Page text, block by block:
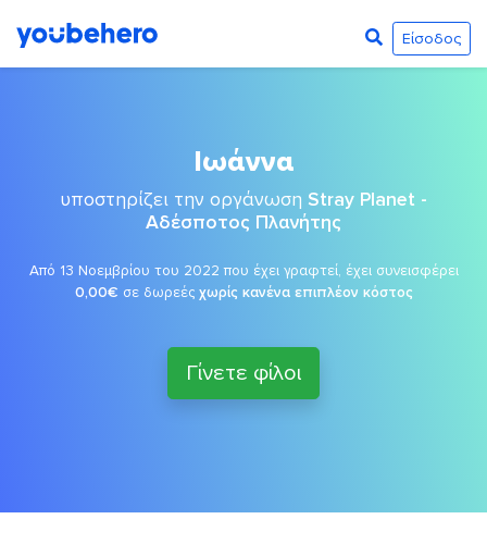
Είσοδος
Ιωάννα
υποστηρίζει την οργάνωση Stray Planet -
Αδέσποτος Πλανήτης
Από 13 Νοεμβρίου του 2022 που έχει γραφτεί, έχει συνεισφέρει
0,00€ σε δωρεές χωρίς κανένα επιπλέον κόστος
Γίνετε φίλοι